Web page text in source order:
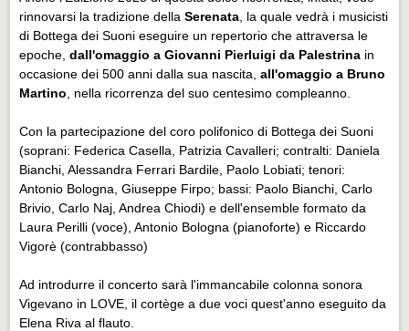
rinnovarsi la tradizione dellaSerenata , la quale vedrà i musicisti
di Bottega dei Suoni eseguire un repertorio che attraversa le
epoche,dall'omaggio a Giovanni Pierluigi da Palestrina in
occasione dei 500 anni dalla sua nascita,all'omaggio a Bruno
Martino , nella ricorrenza del suo centesimo compleanno.
Con la partecipazione del coro polifonico di Bottega dei Suoni
(soprani: Federica Casella, Patrizia Cavalleri; contralti: Daniela
Bianchi, Alessandra Ferrari Bardile, Paolo Lobiati; tenori:
Antonio Bologna, Giuseppe Firpo; bassi: Paolo Bianchi, Carlo
Brivio, Carlo Naj, Andrea Chiodi) e dell'ensemble formato da
Laura Perilli (voce), Antonio Bologna (pianoforte) e Riccardo
Vigorè (contrabbasso)
Ad introdurre il concerto sarà l'immancabile colonna sonora
Vigevano in LOVE, il cortège a due voci quest'anno eseguito da
Elena Riva al flauto.